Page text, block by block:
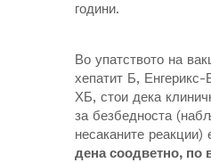
години.
Во упатството на
хепатит Б,
ХБ, стои дека
за безбедноста
несаканите реакции)
дена соодветно, по